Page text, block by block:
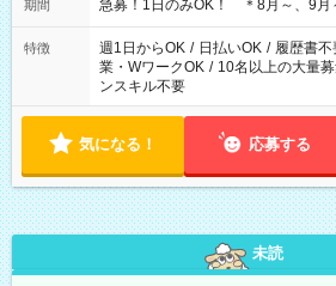
期間 急募！1日のみOK！ ＊8月～、9月
特徴 週1日からOK / 日払いOK / 履歴書不
業・WワークOK / 10名以上の大量
ンスキル不要
気になる！ 応募する
未読